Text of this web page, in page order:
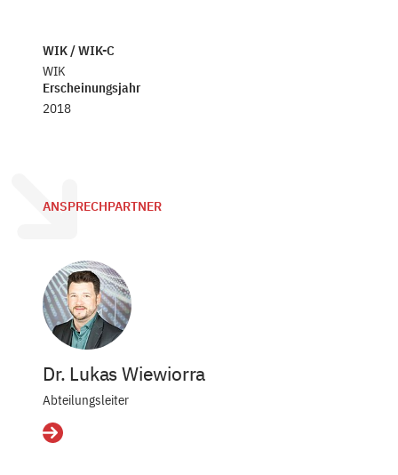
WIK / WIK-C
WIK
Erscheinungsjahr
2018
ANSPRECHPARTNER
Dr. Lukas Wiewiorra
Abteilungsleiter
Details